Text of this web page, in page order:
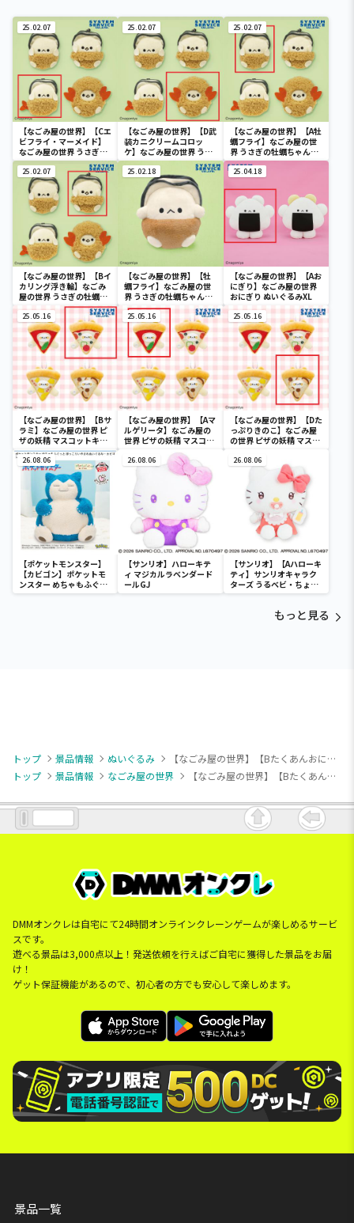
25.02.07
【なごみ屋の世界】【Cエ
ビフライ・マーメイド】
なごみ屋の世界 うさぎの
牡蠣ちゃんマスコットキ
ーチェーン
25.02.07
【なごみ屋の世界】【D武
装カニクリームコロッ
ケ】なごみ屋の世界 うさ
ぎの牡蠣ちゃんマスコッ
トキーチェーン
25.02.07
【なごみ屋の世界】【A牡
蠣フライ】なごみ屋の世
界 うさぎの牡蠣ちゃんマ
スコットキーチェーン
25.02.07
【なごみ屋の世界】【Bイ
カリング浮き輪】なごみ
屋の世界 うさぎの牡蠣ち
ゃんマスコットキーチェ
ーン
25.02.18
【なごみ屋の世界】【牡
蠣フライ】なごみ屋の世
界 うさぎの牡蠣ちゃんぬ
いぐるみXL プレミアム
25.04.18
【なごみ屋の世界】【Aお
にぎり】なごみ屋の世界
おにぎり ぬいぐるみXL
25.05.16
【なごみ屋の世界】【Bサ
ラミ】なごみ屋の世界 ピ
ザの妖精 マスコットキー
チェーン
25.05.16
【なごみ屋の世界】【Aマ
ルゲリータ】なごみ屋の
世界 ピザの妖精 マスコッ
トキーチェーン
25.05.16
【なごみ屋の世界】【Dた
っぷりきのこ】なごみ屋
の世界 ピザの妖精 マスコ
26.08.06
【ポケットモンスター】
【カビゴン】ポケットモ
ンスター めちゃもふぐっ
と ほっこりいやされぬい
26.08.06
【サンリオ】ハローキテ
ィ マジカルラベンダード
ールGJ
26.08.06
【サンリオ】【Aハローキ
ティ】サンリオキャラク
ターズ うるベビ・ちょい
デカドール
もっと見る
トップ 景品情報 ぬいぐるみ
【なごみ屋の世界】【Bたくあんおにぎり】なごみ屋の世界 おにぎり ぬいぐるみXL
トップ
景品情報 なごみ屋の世界 【なごみ屋の世界】【Bたくあんおにぎり】なごみ屋の世界 おにぎり ぬいぐるみXL
DMMオンクレは自宅にて24時間オンラインクレーンゲームが楽しめるサービ
スです。
遊べる景品は3,000点以上！発送依頼を行えばご自宅に獲得した景品をお届
け！
ゲット保証機能があるので、初心者の方でも安心して楽しめます。
景品一覧